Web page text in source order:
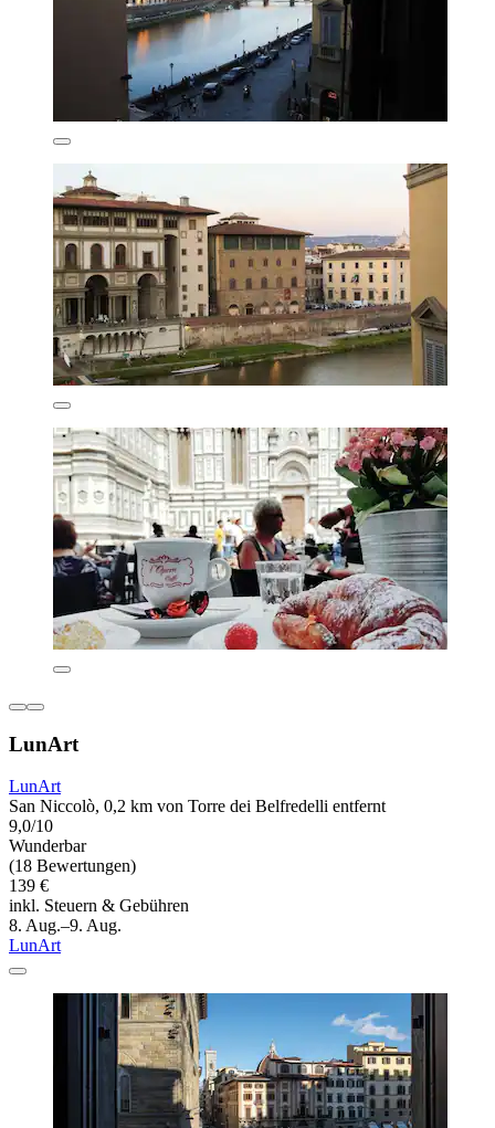
LunArt
LunArt
San Niccolò, 0,2 km von Torre dei Belfredelli entfernt
9,0/10
Wunderbar
(18 Bewertungen)
139 €
inkl. Steuern & Gebühren
8. Aug.–9. Aug.
LunArt